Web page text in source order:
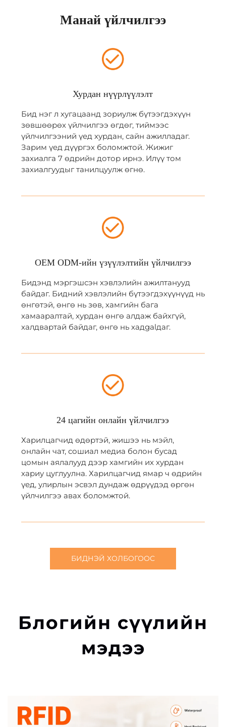
Манай үйлчилгээ
Хурдан нүүрлүүлэлт
Бид нэг л хугацаанд зориулж бүтээгдэхүүн
зөвшөөрөх үйлчилгээ өгдөг, тиймээс
үйлчилгээний үед хурдан, сайн ажилладаг.
Зарим үед дүүргэх боломжтой. Жижиг
захиалга 7 өдрийн дотор ирнэ. Илүү том
захиалгуудыг танилцуулж өгнө.
OEM ODM-ийн үзүүлэлтийн үйлчилгээ
Бидэнд мэргэшсэн хэвлэлийн ажилтанууд
байдаг. Бидний хэвлэлийн бүтээгдэхүүнүүд нь
өнгөтэй, өнгө нь зөв, хамгийн бага
хамааралтай, хурдан өнгө алдаж байхгүй,
халдвартай байдаг, өнгө нь хадgalдаг.
24 цагийн онлайн үйлчилгээ
Харилцагчид өдөртэй, жишээ нь мэйл,
онлайн чат, сошиал медиа болон бусад
цомын аялалууд дээр хамгийн их хурдан
хариу цуглуулна. Харилцагчид ямар ч өдрийн
үед, улирлын эсвэл дундаж өдрүүдэд өргөн
үйлчилгээ авах боломжтой.
БИДНЭЙ ХОЛБОГООС
Блогийн сүүлийн
мэдээ